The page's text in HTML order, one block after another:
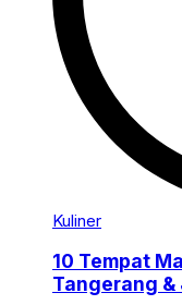
Kuliner
10 Tempat
Tangerang